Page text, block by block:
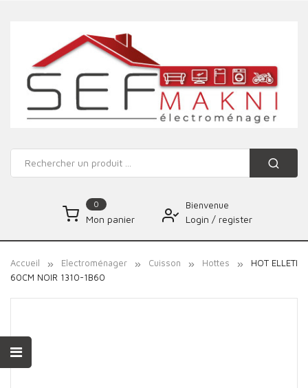
0
Mon panier
Bienvenue
Login / register
Accueil Electroménager Cuisson Hottes
HOT ELLETI
60CM NOIR 1310-1B60